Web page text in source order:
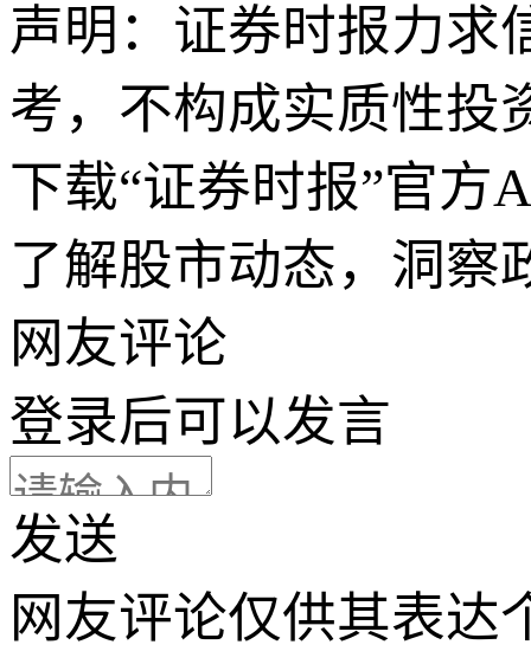
声明：证券时报力求
考，不构成实质性投
下载“证券时报”官方
了解股市动态，洞察
网友评论
登录后可以发言
发送
网友评论仅供其表达